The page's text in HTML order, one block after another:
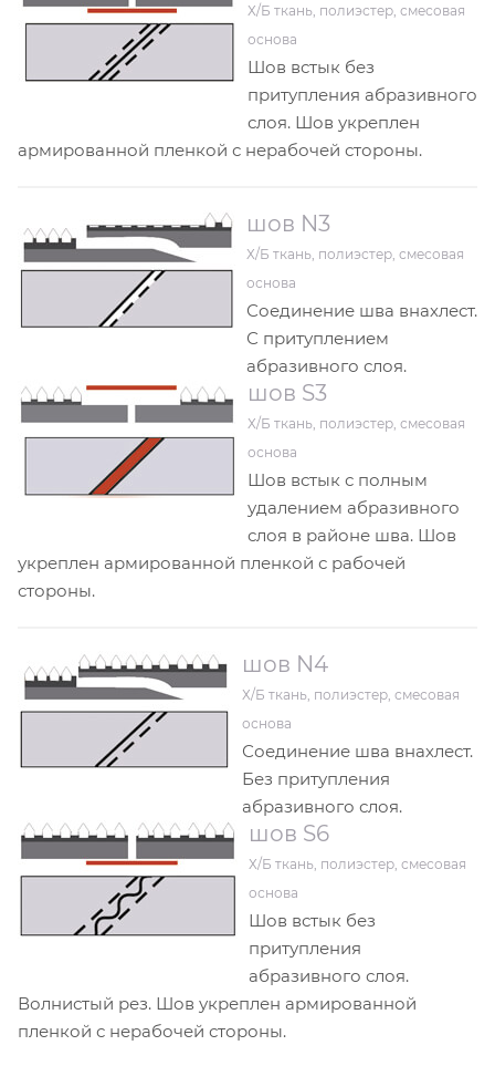
Х/Б ткань, полиэстер, смесовая
основа
Шов встык без
притупления абразивного
слоя. Шов укреплен
армированной пленкой с нерабочей стороны.
шов N3
Х/Б ткань, полиэстер, смесовая
основа
Соединение шва внахлест.
С притуплением
абразивного слоя.
шов S3
Х/Б ткань, полиэстер, смесовая
основа
Шов встык с полным
удалением абразивного
слоя в районе шва. Шов
укреплен армированной пленкой с рабочей
стороны.
шов N4
Х/Б ткань, полиэстер, смесовая
основа
Соединение шва внахлест.
Без притупления
абразивного слоя.
шов S6
Х/Б ткань, полиэстер, смесовая
основа
Шов встык без
притупления
абразивного слоя.
Волнистый рез. Шов укреплен армированной
пленкой с нерабочей стороны.